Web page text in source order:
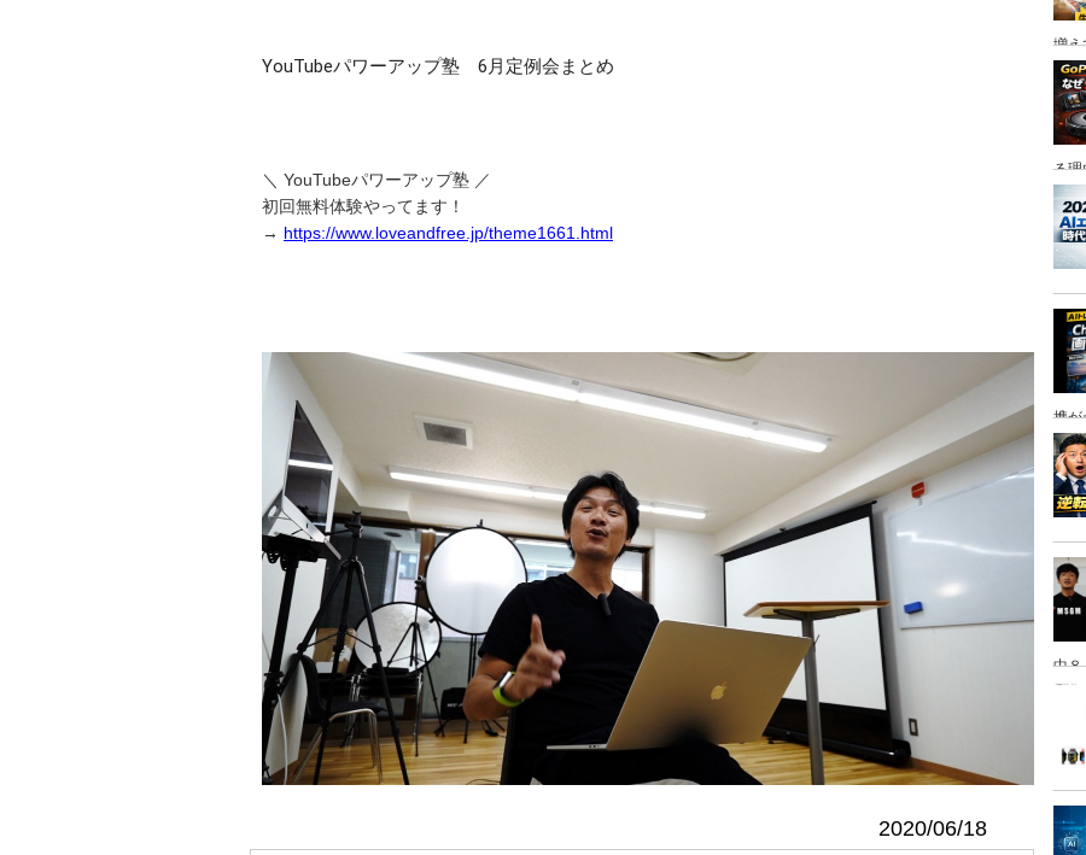
YouTubeパワーアップ塾　6月定例会まとめ
＼ YouTubeパワーアップ塾 ／
初回無料体験やってます！
→ https://www.loveandfree.jp/theme1661.html
2020/06/18
増え
る理
携が
中８
は